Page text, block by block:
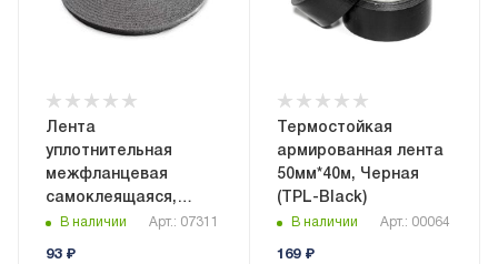
Лента
уплотнительная
межфланцевая
самоклеящаяся,
ширина 10мм,
В наличии Арт.: 07311
93₽
Термостойкая
армированная лента
50мм*40м, Черная
(TPL-Black)
В наличии Арт.: 00064
169₽